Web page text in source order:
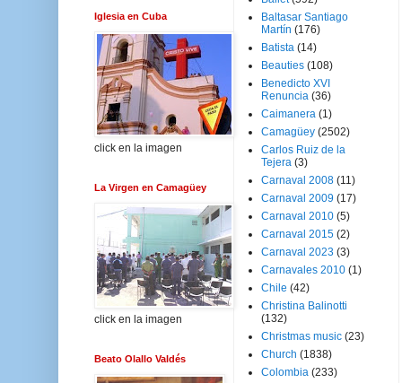
Iglesia en Cuba
click en la imagen
La Virgen en Camagüey
click en la imagen
Beato Olallo Valdés
Baltasar Santiago
Martín (176)
Batista (14)
Beauties (108)
Benedicto XVI
Renuncia (36)
Caimanera (1)
Camagüey (2502)
Carlos Ruiz de la
Tejera (3)
Carnaval 2008 (11)
Carnaval 2009 (17)
Carnaval 2010 (5)
Carnaval 2015 (2)
Carnaval 2023 (3)
Carnavales 2010 (1)
Chile (42)
Christina Balinotti
(132)
Christmas music (23)
Church (1838)
Colombia (233)